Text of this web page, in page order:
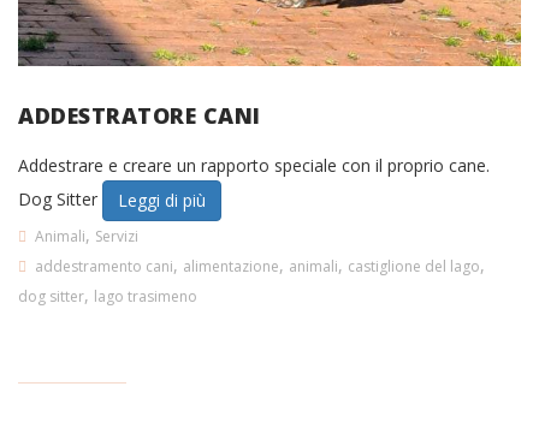
ADDESTRATORE CANI
Addestrare e creare un rapporto speciale con il proprio cane.
Dog Sitter
Leggi di più
Animali, Servizi
addestramento cani, alimentazione, animali, castiglione del lago,
dog sitter, lago trasimeno